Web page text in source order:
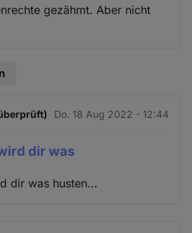
gezähmt. Aber nicht
Do. 18 Aug 2022 - 12:44
dir was
dir was husten...